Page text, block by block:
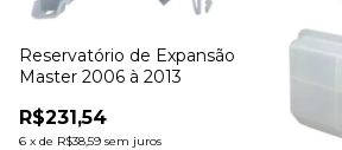
Reservatório de Expansão
Master 2006 à 2013
R$231,54
6 x de R$38,59 sem juros